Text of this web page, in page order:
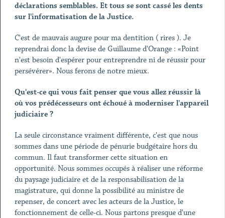
déclarations semblables. Et tous se sont cassé les dents
sur l'informatisation de la Justice.
C'est de mauvais augure pour ma dentition ( rires ). Je
reprendrai donc la devise de Guillaume d'Orange : «Point
n'est besoin d'espérer pour entreprendre ni de réussir pour
persévérer». Nous ferons de notre mieux.
Qu'est-ce qui vous fait penser que vous allez réussir là
où vos prédécesseurs ont échoué à moderniser l'appareil
judiciaire ?
La seule circonstance vraiment différente, c'est que nous
sommes dans une période de pénurie budgétaire hors du
commun. Il faut transformer cette situation en
opportunité. Nous sommes occupés à réaliser une réforme
du paysage judiciaire et de la responsabilisation de la
magistrature, qui donne la possibilité au ministre de
repenser, de concert avec les acteurs de la Justice, le
fonctionnement de celle-ci. Nous partons presque d'une